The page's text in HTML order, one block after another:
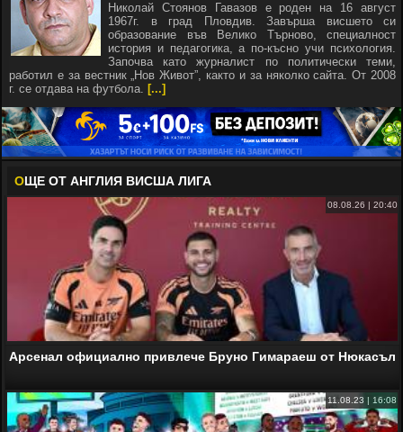
Николай Стоянов Гавазов е роден на 16 август
1967г. в град Пловдив. Завърша висшето си
образование във Велико Търново, специалност
история и педагогика, а по-късно учи психология.
Започва като журналист по политически теми,
работил е за вестник „Нов Живот”, както и за няколко сайта. От 2008
г. се отдава на футбола. [...]
ОЩЕ ОТ АНГЛИЯ ВИСША ЛИГА
08.08.26 | 20:40
Арсенал официално привлече Бруно Гимараеш от Нюкасъл
11.08.23 | 16:08